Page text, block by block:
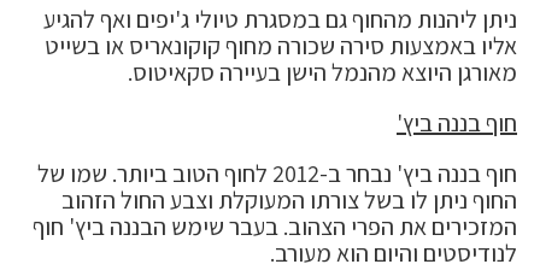
ניתן ליהנות מהחוף גם במסגרת טיולי ג'יפים ואף להגיע
אליו באמצעות סירה שכורה מחוף קוקונאריס או בשייט
מאורגן היוצא מהנמל הישן בעיירה סקאיטוס.
חוף בננה ביץ'
חוף בננה ביץ' נבחר ב-2012 לחוף הטוב ביותר. שמו של
החוף ניתן לו בשל צורתו המעוקלת וצבע החול הזהוב
המזכירים את הפרי הצהוב. בעבר שימש הבננה ביץ' חוף
לנודיסטים והיום הוא מעורב.